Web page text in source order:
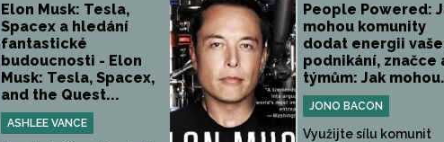
Elon Musk: Tesla,
Spacex a hledání
fantastické
budoucnosti - Elon
Musk: Tesla, Spacex,
and the Quest...
ASHLEE VANCE
People Powered:
mohou komunity
dodat energii
podnikání, značce
týmům: Jak
JONO BACON
Využijte sílu komunit